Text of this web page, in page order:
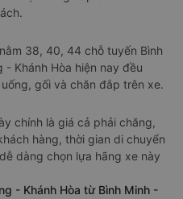
38, 40, 44 chỗ tuyến Bình
Khánh Hòa hiện nay đều
gối và chăn đắp trên xe.
chính là giá cả phải chăng,
hàng, thời gian di chuyển
dàng chọn lựa hãng xe này
- Khánh Hòa từ Bình Minh -